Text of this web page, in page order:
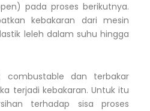
pada proses berikutnya.
kebakaran dari mesin
leleh dalam suhu hingga
combustable dan terbakar
terjadi kebakaran. Untuk itu
terhadap sisa proses